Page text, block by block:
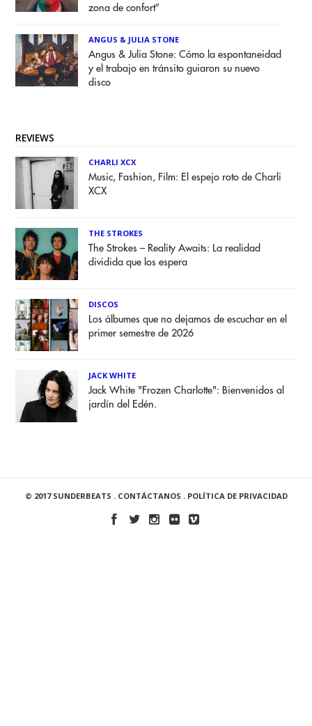
zona de confort”
ANGUS & JULIA STONE
Angus & Julia Stone: Cómo la espontaneidad
y el trabajo en tránsito guiaron su nuevo
disco
REVIEWS
CHARLI XCX
Music, Fashion, Film: El espejo roto de Charli
XCX
THE STROKES
The Strokes – Reality Awaits: La realidad
dividida que los espera
DISCOS
Los álbumes que no dejamos de escuchar en el
primer semestre de 2026
JACK WHITE
Jack White "Frozen Charlotte": Bienvenidos al
jardín del Edén.
© 2017 SUNDERBEATS . CONTÁCTANOS . POLÍTICA DE PRIVACIDAD